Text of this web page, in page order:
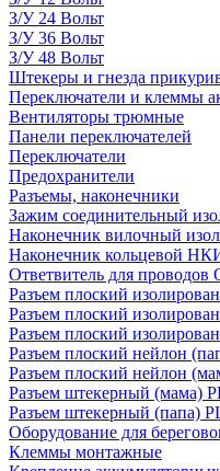
З/У 24 Вольт
З/У 36 Вольт
З/У 48 Вольт
Штекеры и гнезда
Переключатели и клеммы
Вентиляторы трюмные
Панели переключателей
Переключатели
Предохранители
Разъемы, наконечники
Зажим соединительный
Наконечник вилочный
Наконечник кольцевой
Ответвитель для проводов
Разъем плоский
Разъем плоский
Разъем плоский
Разъем плоский нейлон
Разъем плоский нейлон
Разъем штекерный
Разъем штекерный (папа)
Оборудование для
Клеммы монтажные